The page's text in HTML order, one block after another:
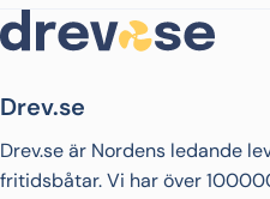
Drev.se
Drev.se är Nordens ledande
fritidsbåtar. Vi har över